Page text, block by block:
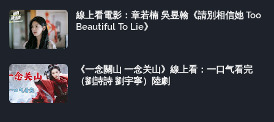
線上看電影：章若楠 吳昱翰《請別相信她 Too
Beautiful To Lie》
《一念關山 一念关山》線上看：一口气看完
（劉詩詩 劉宇寧）陸劇